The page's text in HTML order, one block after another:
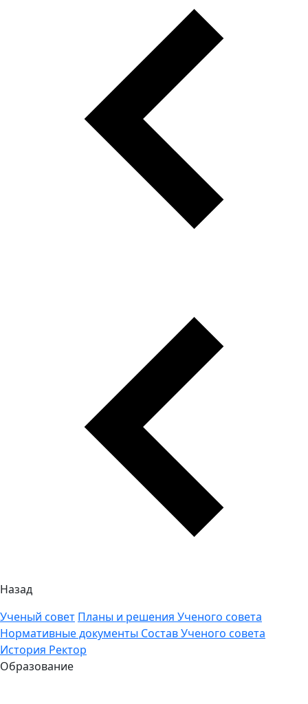
Назад
Ученый совет Планы и решения Ученого совета
Нормативные документы Состав Ученого совета
История Ректор
Образование